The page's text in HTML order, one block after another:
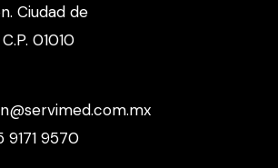
Ciudad de
01010
9171 9570